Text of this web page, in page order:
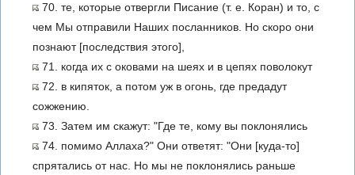
70. те, которые отвергли Писание (т. е. Коран) и то, с
чем Мы отправили Наших посланников. Но скоро они
познают [последствия этого],
71. когда их с оковами на шеях и в цепях поволокут
72. в кипяток, а потом уж в огонь, где предадут
сожжению.
73. Затем им скажут: "Где те, кому вы поклонялись
74. помимо Аллаха?" Они ответят: "Они [куда-то]
спрятались от нас. Но мы не поклонялись раньше